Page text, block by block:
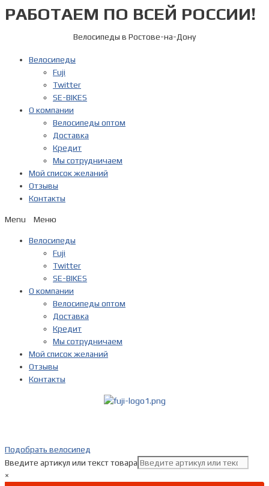
Перейти
кРАБОТАЕМ ПО ВСЕЙ РОССИИ!
Велосипеды в Ростове-на-Дону
Велосипеды
Fuji
Twitter
SE-BIKES
О компании
Велосипеды оптом
Доставка
Кредит
Мы сотрудничаем
Мой список желаний
Отзывы
Контакты
Menu
Велосипеды
Fuji
Twitter
SE-BIKES
О компании
Велосипеды оптом
Доставка
Кредит
Мы сотрудничаем
Мой список желаний
Отзывы
Контакты
Подобрать велосипед
Введите артикул или текст товара
×